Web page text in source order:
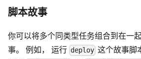
脚本故事
你可以将多个同类型任务组合到在一
事。 例如， 运行 deploy 这个故事脚